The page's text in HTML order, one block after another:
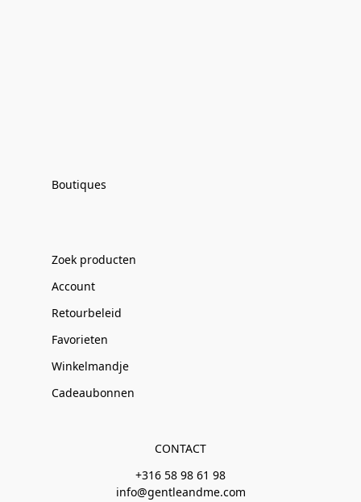
Boutiques
Zoek producten
Account
Retourbeleid
Favorieten
Winkelmandje
Cadeaubonnen
CONTACT
+316 58 98 61 98
info@gentleandme.com